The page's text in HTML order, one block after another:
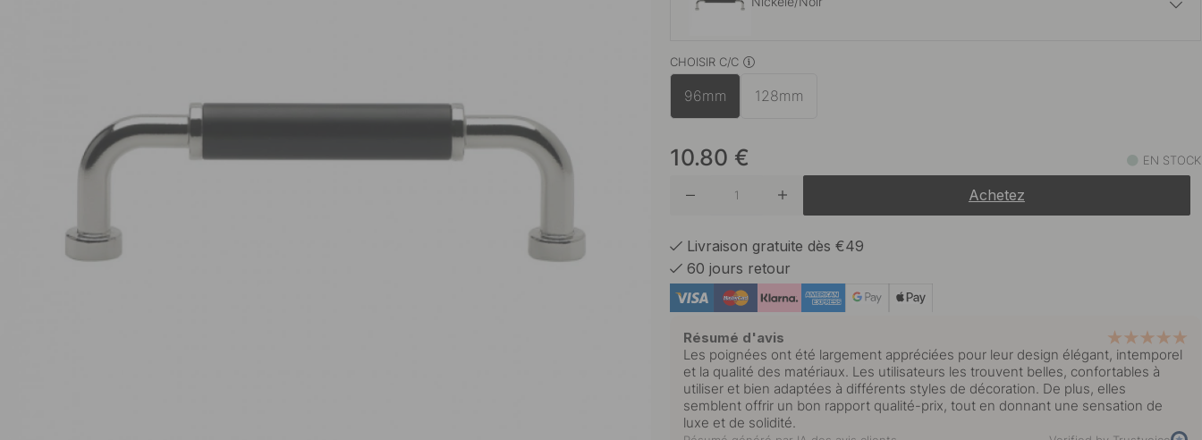
En stock
15 €
CHOISIR C/C
96mm 128mm
10.80 € EN STOCK
Achetez
Livraison gratuite dès €49
60 jours retour
Résumé d'avis
Les poignées ont été largement appréciées pour leur design élégant, intemporel
et la qualité des matériaux. Les utilisateurs les trouvent belles, confortables à
utiliser et bien adaptées à différents styles de décoration. De plus, elles
semblent offrir un bon rapport qualité-prix, tout en donnant une sensation de
luxe et de solidité.